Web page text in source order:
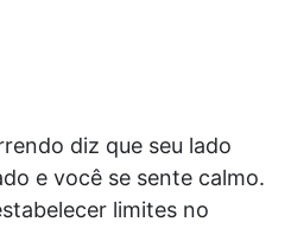
diz que seu lado
e você se sente calmo.
limites no